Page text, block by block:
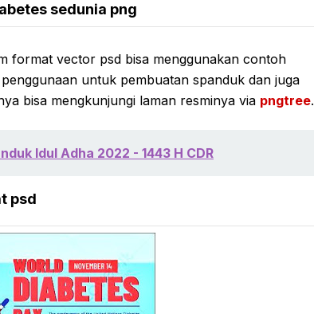
sedunia png
format vector psd bisa menggunakan contoh
untuk pembuatan spanduk dan juga
bisa mengkunjungi laman resminya via pngtree.
Idul Adha 2022 - 1443 H CDR
psd